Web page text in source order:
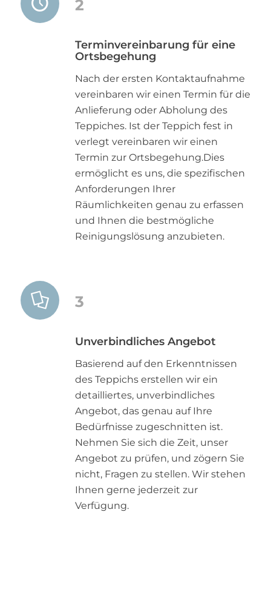
2
Terminvereinbarung für eine
Ortsbegehung
Nach der ersten Kontaktaufnahme
vereinbaren wir einen Termin für die
Anlieferung oder Abholung des
Teppiches. Ist der Teppich fest in
verlegt vereinbaren wir einen
Termin zur Ortsbegehung.Dies
ermöglicht es uns, die spezifischen
Anforderungen Ihrer
Räumlichkeiten genau zu erfassen
und Ihnen die bestmögliche
Reinigungslösung anzubieten.
3
Unverbindliches Angebot
Basierend auf den Erkenntnissen
des Teppichs erstellen wir ein
detailliertes, unverbindliches
Angebot, das genau auf Ihre
Bedürfnisse zugeschnitten ist.
Nehmen Sie sich die Zeit, unser
Angebot zu prüfen, und zögern Sie
nicht, Fragen zu stellen. Wir stehen
Ihnen gerne jederzeit zur
Verfügung.